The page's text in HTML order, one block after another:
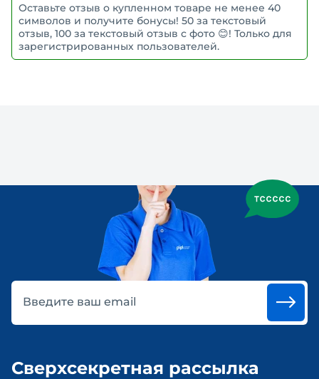
Оставьте отзыв о купленном товаре не менее 40
символов и получите бонусы! 50 за текстовый
отзыв, 100 за текстовый отзыв с фото 😊! Только для
зарегистрированных пользователей.
Введите ваш email
Сверхсекретная рассылка